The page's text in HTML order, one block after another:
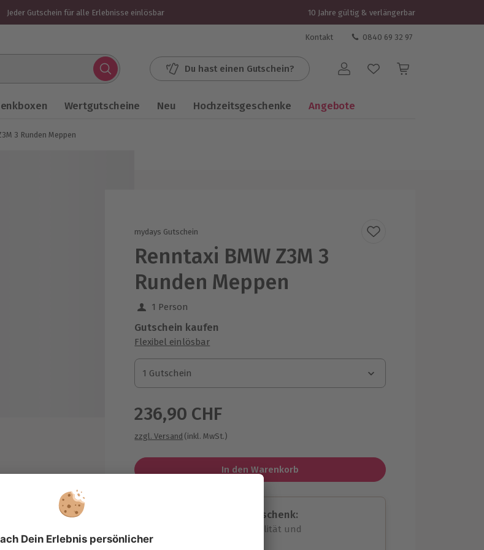
Jeder Gutschein für alle Erlebnisse einlösbar 10 Jahre gültig & verlängerbar
Kontakt 0840 69 32 97
Du hast einen Gutschein? Benutzerkonto
Wertgutscheine Neu Hochzeitsgeschenke Angebote
3 Runden Meppen
mydays Gutschein
Renntaxi BMW Z3M 3
Runden Meppen
1 Person
Gutschein kaufen
Flexibel einlösbar
1 Gutschein
1 Gutschein
1 Gutschein
236,90 CHF
zzgl. Versand (inkl. MwSt.)
In den Warenkorb
Immer das passende Geschenk:
Große Auswahl, volle Flexibilität und
maximale Sicherheit
0 auf 100 in 5,2